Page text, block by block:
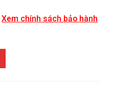
Xem chính sách bảo hành
4G/ SSD 256G/ 14'' FHD) số lượng